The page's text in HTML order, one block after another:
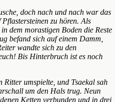
doch nach und nach war das
zu hören. Als
dem morastigen Boden die Reste
befand sich auf einem Damm,
wandte sich zu den
Bis Hinterbruch ist es noch
umspielte, und Tsaekal sah
um den Hals trug. Neun
Ketten verbunden und in drei